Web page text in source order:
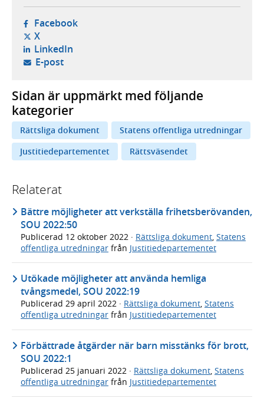
Facebook- öppnas i ny flik, extern webbplats,
X- öppnas i ny flik, extern webbplats,
LinkedIn- öppnas i ny flik, extern webbplats,
E-post- öppnar din e-postklient,
Sidan är uppmärkt med följande
kategorier
Rättsliga dokument
Statens offentliga utredningar
Justitiedepartementet
Rättsväsendet
Relaterat
Bättre möjligheter att verkställa frihetsberövanden,
SOU 2022:50
Publicerad 12 oktober 2022 · Rättsliga dokument, Statens
offentliga utredningar från Justitiedepartementet
Utökade möjligheter att använda hemliga
tvångsmedel, SOU 2022:19
Publicerad 29 april 2022 · Rättsliga dokument, Statens
offentliga utredningar från Justitiedepartementet
Förbättrade åtgärder när barn misstänks för brott,
SOU 2022:1
Publicerad 25 januari 2022 · Rättsliga dokument, Statens
offentliga utredningar från Justitiedepartementet